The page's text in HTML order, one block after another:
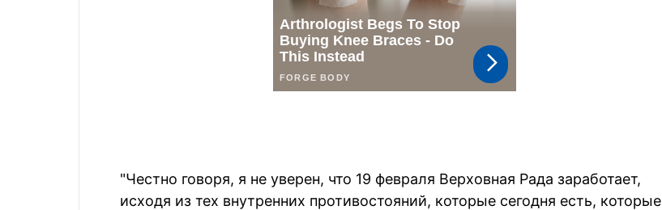
"Честно говоря, я не уверен, что 19 февраля Верховная Рада заработает,
исходя из тех внутренних противостояний, которые сегодня есть, которые